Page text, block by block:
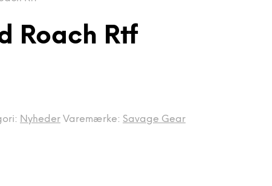
Roach Rtf
Nyheder Varemærke: Savage Gear